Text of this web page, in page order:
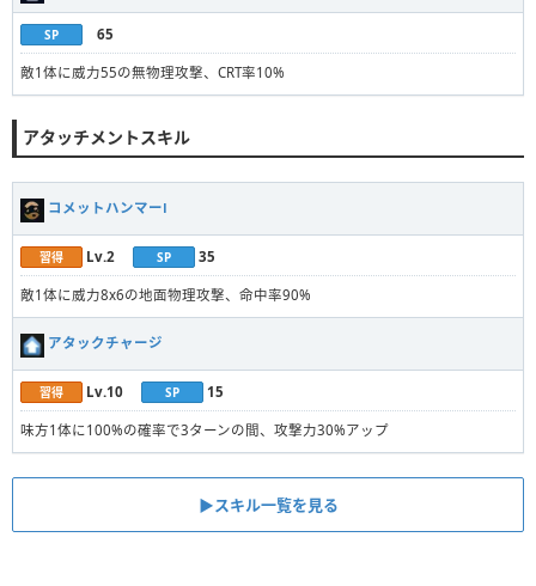
SP 65
敵1体に威力55の無物理攻撃、CRT率10%
アタッチメントスキル
コメットハンマーⅠ
習得 Lv.2 SP 35
敵1体に威力8x6の地面物理攻撃、命中率90%
アタックチャージ
習得 Lv.10 SP 15
味方1体に100%の確率で3ターンの間、攻撃力30%アップ
▶︎スキル一覧を見る